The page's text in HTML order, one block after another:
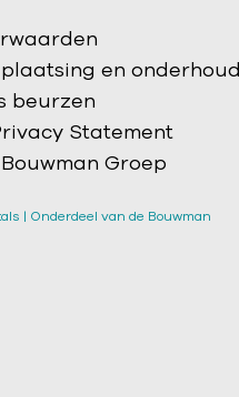
en onderhoud
beurzen
Statement
Groep
| Onderdeel van de Bouwman